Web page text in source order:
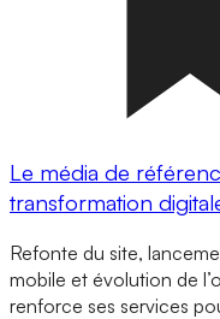
Le média de
transformation
Refonte du site,
mobile et évolution de
renforce ses services